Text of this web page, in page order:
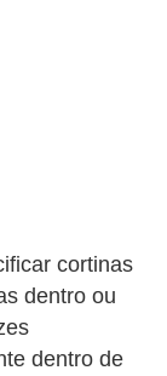
cortinas
dentro ou
dentro de